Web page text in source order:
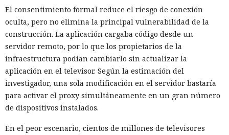
El consentimiento formal reduce el riesgo de conexión
oculta, pero no elimina la principal vulnerabilidad de la
construcción. La aplicación cargaba código desde un
servidor remoto, por lo que los propietarios de la
infraestructura podían cambiarlo sin actualizar la
aplicación en el televisor. Según la estimación del
investigador, una sola modificación en el servidor bastaría
para activar el proxy simultáneamente en un gran número
de dispositivos instalados.
En el peor escenario, cientos de millones de televisores